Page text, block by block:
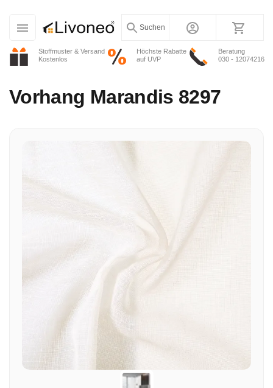
Stoffmuster & Versand
Kostenlos
Höchste Rabatte
auf UVP
Beratung
030 - 12074216
Suchen
Vorhang Marandis 8297